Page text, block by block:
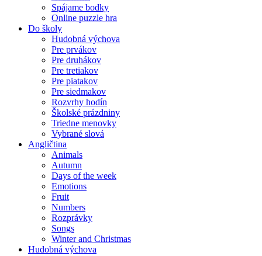
Spájame bodky
Online puzzle hra
Do školy
Hudobná výchova
Pre prvákov
Pre druhákov
Pre tretiakov
Pre piatakov
Pre siedmakov
Rozvrhy hodín
Školské prázdniny
Triedne menovky
Vybrané slová
Angličtina
Animals
Autumn
Days of the week
Emotions
Fruit
Numbers
Rozprávky
Songs
Winter and Christmas
Hudobná výchova